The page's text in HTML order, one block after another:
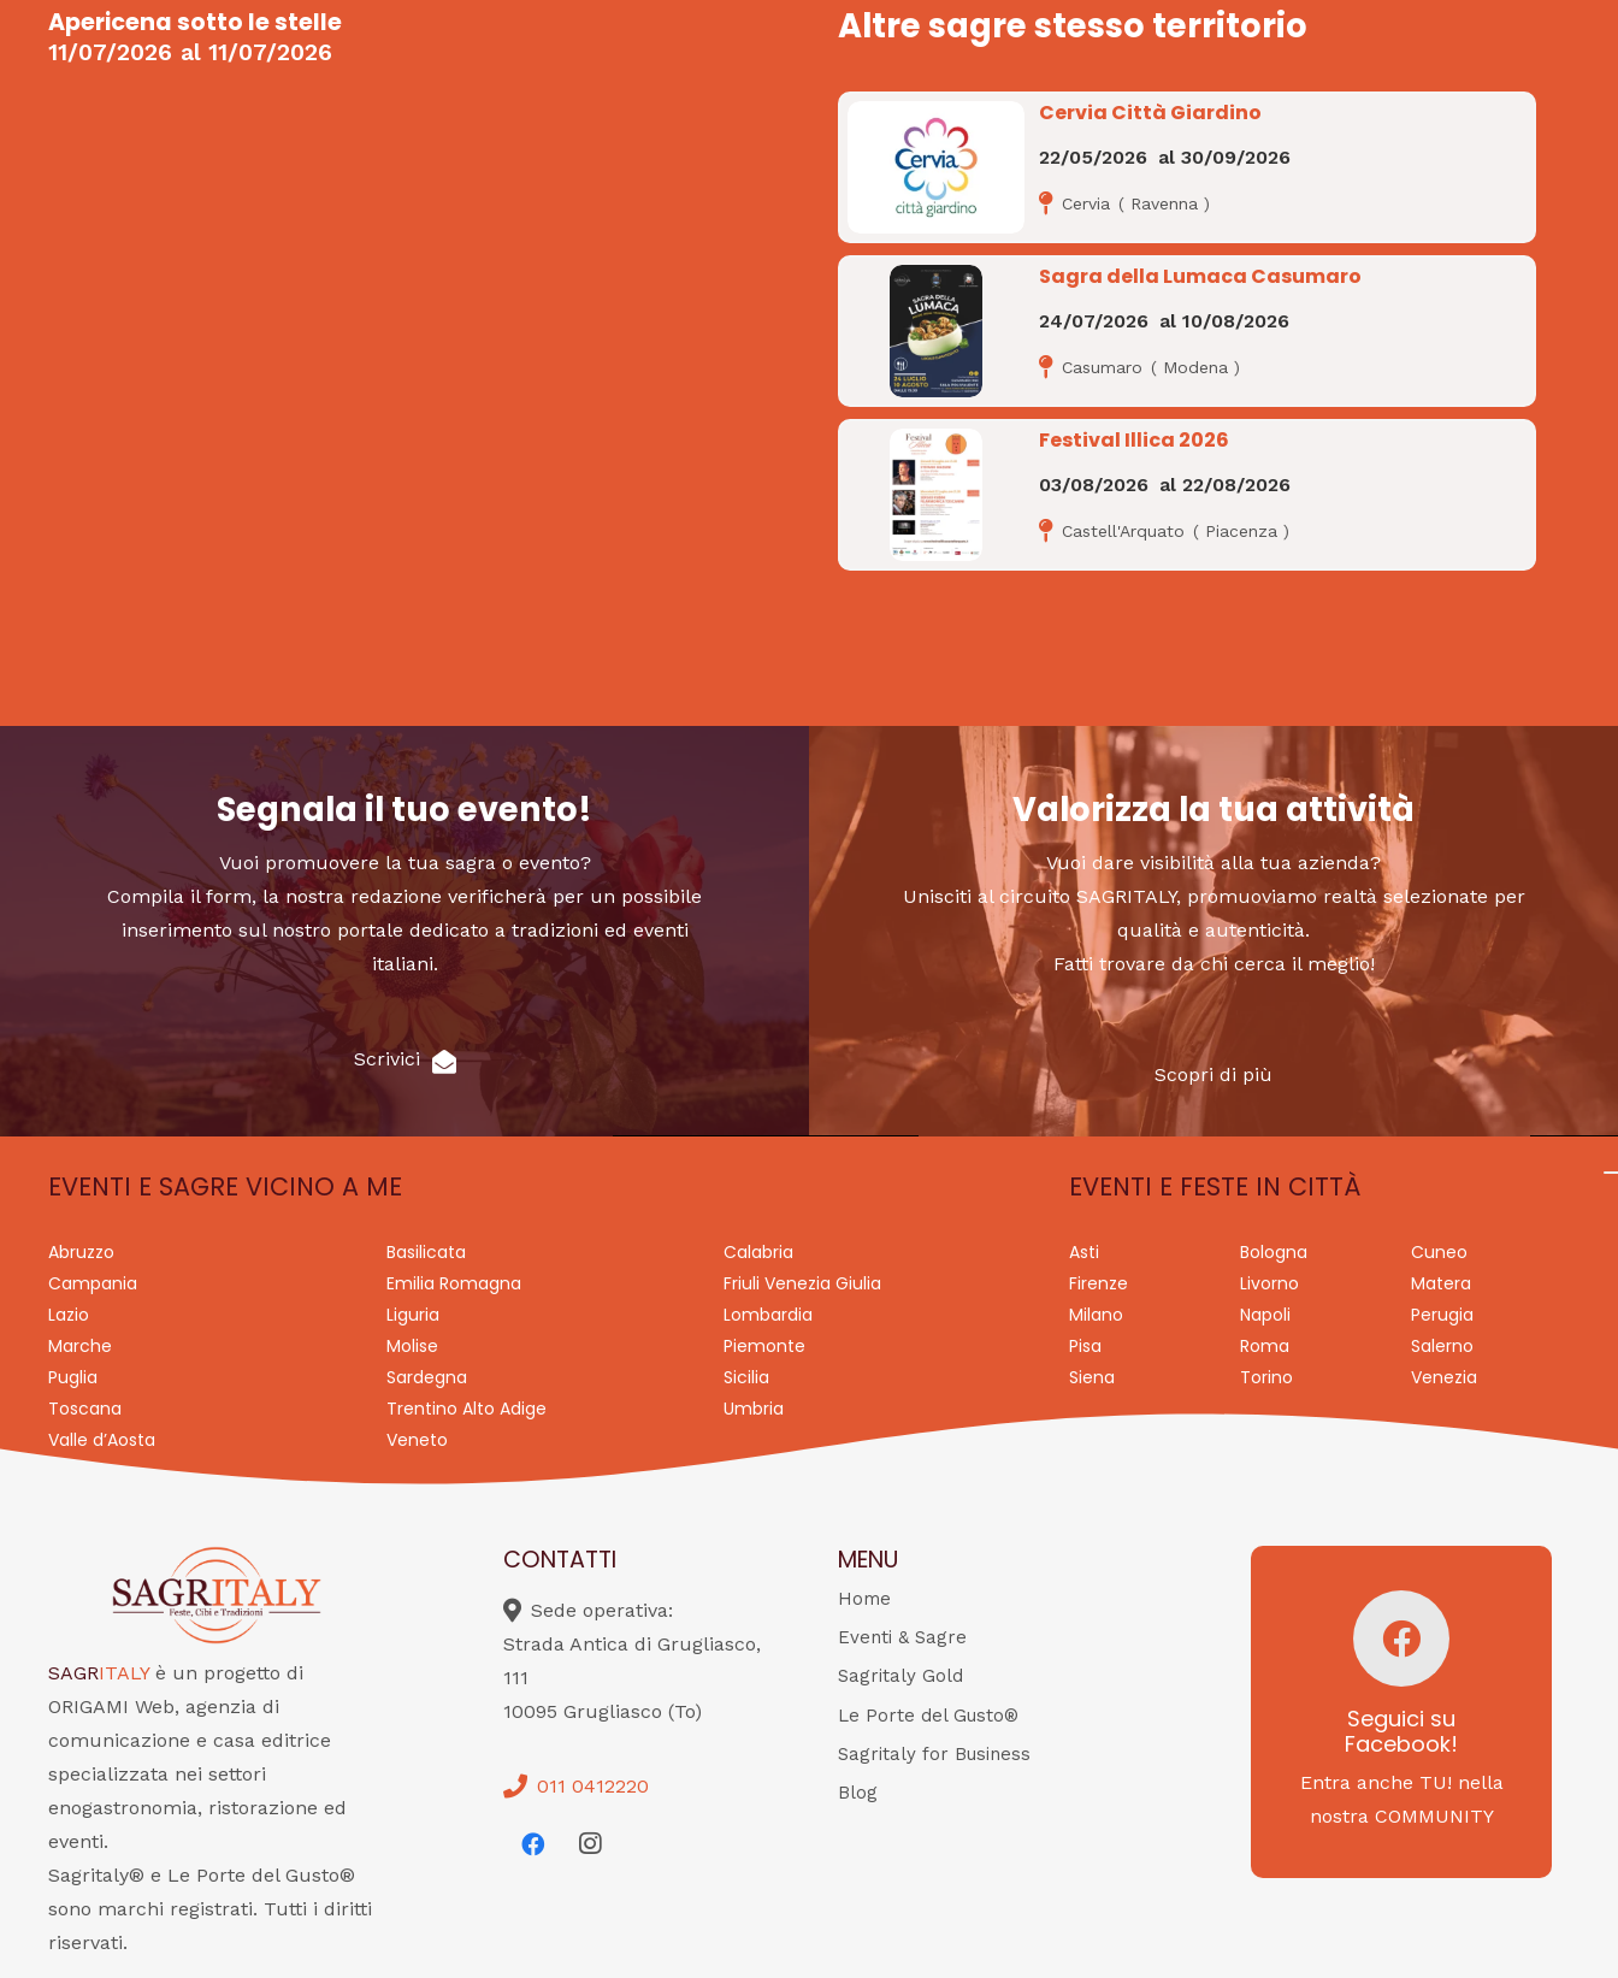
Apericena sotto le stelle
11/07/2026 al 11/07/2026
Altre sagre stesso territorio
Cervia Città Giardino
22/05/2026 al30/09/2026
Cervia ( Ravenna )
Sagra della Lumaca Casumaro
24/07/2026 al10/08/2026
Casumaro ( Modena )
Festival Illica 2026
03/08/2026 al22/08/2026
Castell'Arquato ( Piacenza )
Segnala il tuo evento!
Vuoi promuovere la tua sagra o evento?
Compila il form, la nostra redazione verificherà per un possibile
inserimento sul nostro portale dedicato a tradizioni ed eventi
italiani.
Scrivici
Valorizza la tua attività
Vuoi dare visibilità alla tua azienda?
Unisciti al circuito SAGRITALY, promuoviamo realtà selezionate per
qualità e autenticità.
Fatti trovare da chi cerca il meglio!
Scopri di più
EVENTI E SAGRE VICINO A ME
Abruzzo Basilicata
Calabria
Campania
Emilia Romagna
Friuli Venezia Giulia
Lazio
Liguria
Lombardia
Marche
Molise
Piemonte
Puglia
Sardegna
Sicilia
Toscana
Trentino Alto Adige
Umbria
Valle d’Aosta
Veneto
EVENTI E FESTE IN CITTÀ
Asti Bologna
Cuneo
Firenze
Livorno
Matera
Milano
Napoli
Perugia
Pisa
Roma
Salerno
Siena
Torino Venezia
SAGRITALY è un progetto di
ORIGAMI Web, agenzia di
comunicazione e casa editrice
specializzata nei settori
enogastronomia, ristorazione ed
eventi.
Sagritaly® e Le Porte del Gusto®
sono marchi registrati. Tutti i diritti
riservati.
CONTATTI
Sede operativa:
Strada Antica di Grugliasco,
111
10095 Grugliasco (To)
011 0412220
MENU
Home
Eventi & Sagre
Sagritaly Gold
Le Porte del Gusto®
Sagritaly for Business
Blog
Seguici su
Facebook!
Entra anche TU! nella
nostra COMMUNITY
Seguici su
Facebook!
SAGRITALY
Feste, cibi e tradizioni
da Nord a Sud...